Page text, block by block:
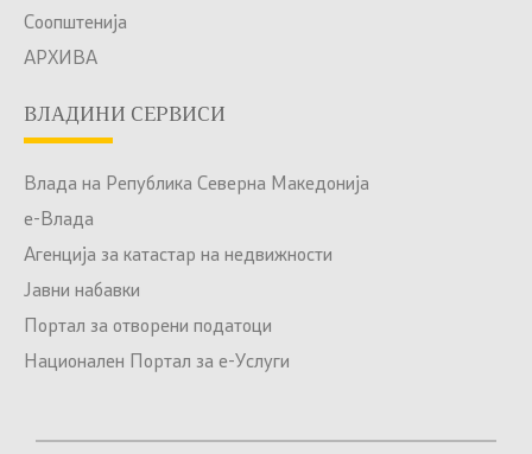
Соопштенија
АРХИВА
ВЛАДИНИ СЕРВИСИ
Влада на Република Северна Македонија
е-Влада
Агенција за катастар на недвижности
Јавни набавки
Портал за отворени податоци
Национален Портал за е-Услуги